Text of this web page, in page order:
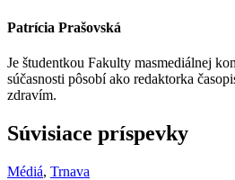
Patrícia Prašovská
Je študentkou Fakulty masmediálnej
súčasnosti pôsobí ako redaktorka
zdravím.
Súvisiace príspevky
Médiá, Trnava